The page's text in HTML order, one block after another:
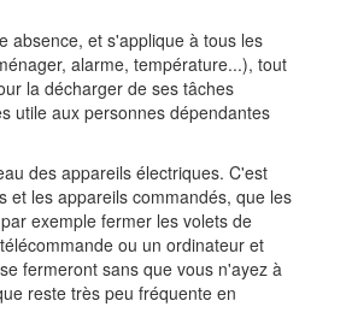
absence, et s'applique à tous les
alarme, température...), tout
la décharger de ses tâches
utile aux personnes dépendantes
des appareils électriques. C'est
et les appareils commandés, que les
exemple fermer les volets de
ou un ordinateur et
fermeront sans que vous n'ayez à
reste très peu fréquente en